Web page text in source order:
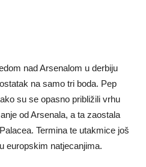
nad Arsenalom u derbiju
na samo tri boda. Pep
su se opasno približili vrhu
od Arsenala, a ta zaostala
Termina te utakmice još
europskim natjecanjima.